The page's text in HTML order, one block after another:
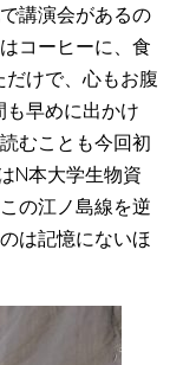
講演会があるの
コーヒーに、食
だけで、心もお腹
も早めに出かけ
むことも今回初
N本大学生物資
の江ノ島線を逆
は記憶にないほ